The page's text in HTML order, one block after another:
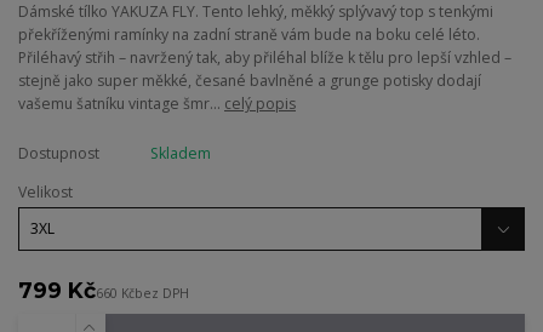
Dámské tílko YAKUZA FLY. Tento lehký, měkký splývavý top s tenkými
překříženými ramínky na zadní straně vám bude na boku celé léto.
Přiléhavý střih – navržený tak, aby přiléhal blíže k tělu pro lepší vzhled –
stejně jako super měkké, česané bavlněné a grunge potisky dodají
vašemu šatníku vintage šmr... celý popis
Dostupnost
Skladem
Velikost
799 Kč660 Kčbez DPH